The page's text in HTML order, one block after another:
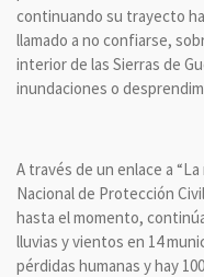
continuando su trayecto
llamado a no confiarse,
interior de las Sierras de
inundaciones o
A través de un enlace a
Nacional de Protección
hasta el momento,
lluvias y vientos en 14
pérdidas humanas y hay